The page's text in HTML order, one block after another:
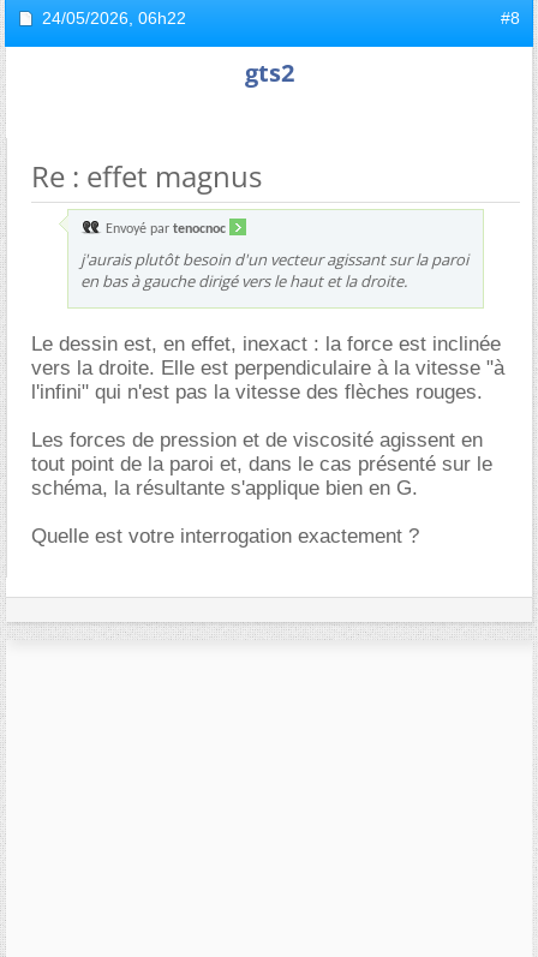
24/05/2026, 06h22 #8
gts2
Re : effet magnus
Envoyé par tenocnoc
j'aurais plutôt besoin d'un vecteur agissant sur la paroi
en bas à gauche dirigé vers le haut et la droite.
Le dessin est, en effet, inexact : la force est inclinée
vers la droite. Elle est perpendiculaire à la vitesse "à
l'infini" qui n'est pas la vitesse des flèches rouges.
Les forces de pression et de viscosité agissent en
tout point de la paroi et, dans le cas présenté sur le
schéma, la résultante s'applique bien en G.
Quelle est votre interrogation exactement ?